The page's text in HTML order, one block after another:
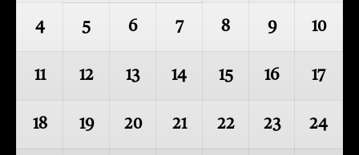
4 5 6 7 8 9 10
11 12 13 14 15 16 17
18 19 20 21 22 23 24